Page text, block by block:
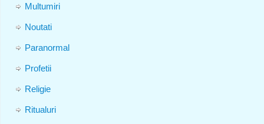
Multumiri
Noutati
Paranormal
Profetii
Religie
Ritualuri